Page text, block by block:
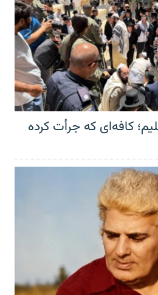
کافه‌ای که جرأت کرده